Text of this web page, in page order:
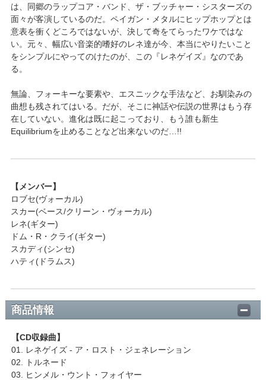
は、同郷のラップコア・バンド、ザ・ブッチャー・シスターズの
面々が客演しているのだ。ペイガン・メタルにヒップホップとは
意表を衝くどころではないが、決して奇をてらったワケではな
い。元々、幅広い音楽的嗜好のレネ達が今、本当にやりたいこと
をシンプルにやってのけたのが、この『レネゲイズ』なのであ
る。
無論、フォーキーな要素や、エスニックな手法など、お馴染みの
曲想も残されてはいる。だが、そこに神話や伝説の世界はもう存
在していない。進化は既に起こっており、もう誰も新生
Equilibriumを止めることなど出来ないのだ…!!
【メンバー】
ロブセ(ヴォーカル)
スカー(ベース/クリーン・ヴォーカル)
レネ(ギター)
ドム・R・クライ(ギター)
スカディ(シンセ)
ハティ(ドラムス)
商品情報
【CD収録曲】
01. レネゲイズ - ア・ロスト・ジェネレーション
02. トルネード
03. ヒンメル・ウント・フォイヤー